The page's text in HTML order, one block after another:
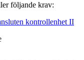
följande krav:
kontrollenhet II